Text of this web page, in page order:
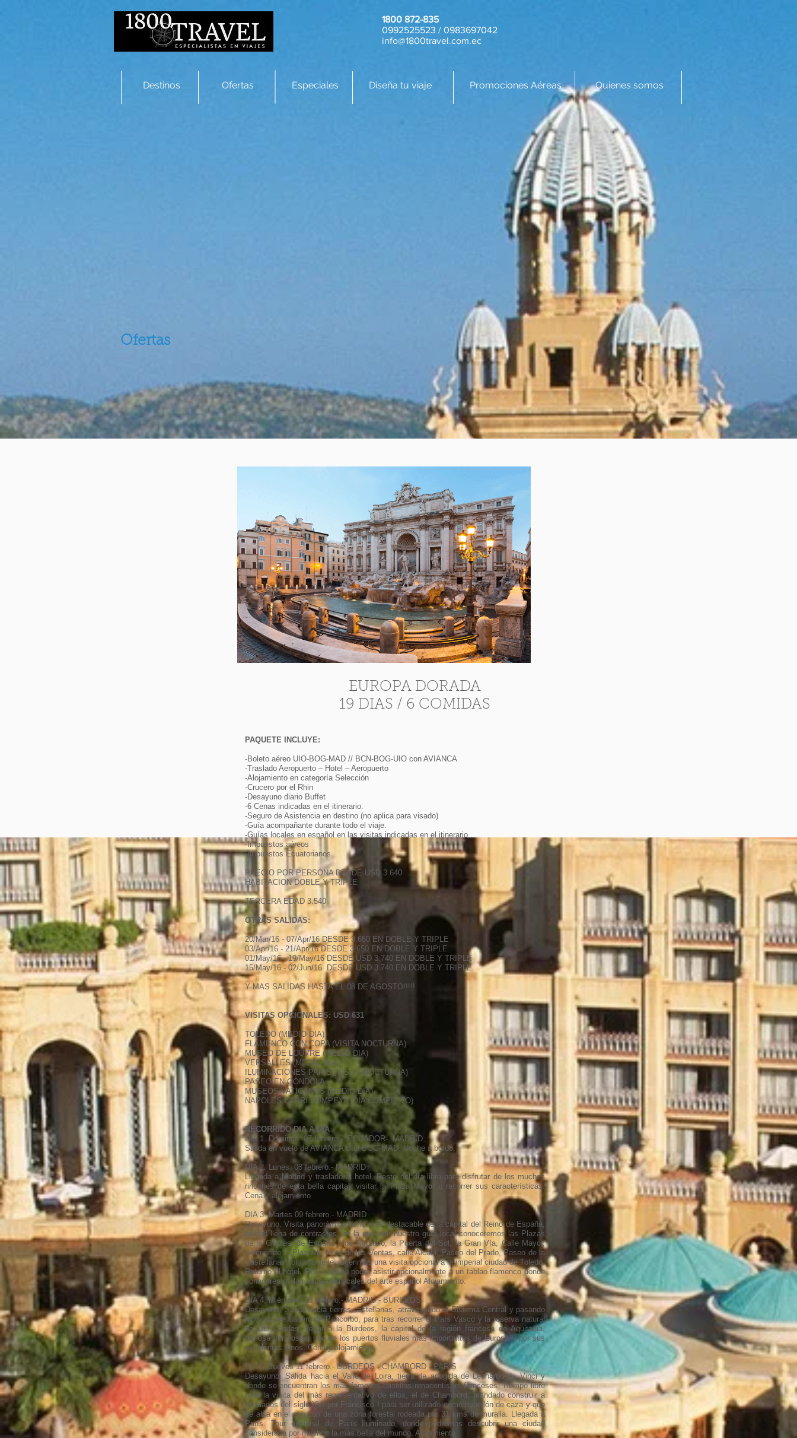
1800 872-835
0992525523 / 0983697042
info@1800travel.com.ec
Destinos Ofertas Especiales Diseña tu viaje Promociones Aéreas Quienes somos
EUROPA DORADA
19 DIAS / 6 COMIDAS
PAQUETE INCLUYE:
-Boleto aéreo UIO-BOG-MAD // BCN-BOG-UIO con AVIANCA
-Traslado Aeropuerto – Hotel – Aeropuerto
-Alojamiento en categoría Selección
-Crucero por el Rhin
-Desayuno diario Buffet
-6 Cenas indicadas en el itinerario.
-Seguro de Asistencia en destino (no aplica para visado)
-Guía acompañante durante todo el viaje.
-Guías locales en español en las visitas indicadas en el itinerario
-Impuestos aéreos
-Impuestos Ecuatorianos
PRECIO POR PERSONA DESDE USD 3.640
HABITACION DOBLE Y TRIPLE
TERCERA EDAD 3.540
OTRAS SALIDAS:
20/Mar/16 - 07/Apr/16 DESDE 3.650 EN DOBLE Y TRIPLE
03/Apr/16 - 21/Apr/16 DESDE 3.650 EN DOBLE Y TRIPLE
01/May/16 - 19/May/16 DESDE USD 3.740 EN DOBLE Y TRIPLE
15/May/16 - 02/Jun/16 DESDE USD 3.740 EN DOBLE Y TRIPLE
Y MAS SALIDAS HASTA EL 08 DE AGOSTO!!!!!
VISITAS OPCIONALES: USD 631
TOLEDO (MEDIO DIA)
FLAMENCO CON COPA (VISITA NOCTURNA)
MUSEO DE LOUVRE (MEDIO DIA)
VERSALLES (MEDIO DIA)
ILUMINACIONES PARIS (VISITA NOCTURNA)
PASEO EN GONDOLA
MUSEOS VATICANOS (MEDIO DIA)
NAPOLES CAPRI POMPEYA (DIA COMPLETO)
RECORRIDO DIA A DIA
DIA 1. Domingo 07 febrero.- ECUADOR- MADRID
Salida en vuelo de AVIANCA UIO-BOG-MAD. Noche a bordo.
DIA 2. Lunes 08 febrero.- MADRID
Llegada a Madrid y traslado al hotel. Resto del día libre para disfrutar de los muchos
rincones de esta bella capital, visitar la Plaza Mayor o recorrer sus características.
Cena y alojamiento.
DIA 3. Martes 09 febrero.- MADRID
Desayuno. Visita panorámica de lo más destacable de la capital del Reino de España,
ciudad llena de contrastes, en la que con nuestro guía local conoceremos las Plazas
de la Cibeles, de España y de Neptuno, la Puerta del Sol, la Gran Vía, Calle Mayor,
exterior de la Plaza de toros de las Ventas, calle Alcalá, Paseo del Prado, Paseo de la
Castellana. Por la tarde le sugerimos una visita opcional a la imperial ciudad de Toledo.
Retorno al hotel. Por la noche podrá asistir opcionalmente a un tablao flamenco donde
conoceremos las raíces musicales del arte español Alojamiento.
DIA 4. Miércoles 10 febrero.- MADRID - BURDEOS
Desayuno. Salida hacia tierras castellanas, atravesando el Sistema Central y pasando
junto al Desfiladero de Pancorbo, para tras recorrer el País Vasco y la reserva natural
de Las Landas, llegar a la Burdeos, la capital de la región francesa de Aquitania,
famosa por poseer uno de los puertos fluviales más importantes de Europa y por sus
excelentes vinos. Cena y alojamiento.
DIA 5. Jueves 11 febrero.- BURDEOS - CHAMBORD - PARÍS
Desayuno. Salida hacia el Valle de Loira, tierra de acogida de Leonardo de Vinci y
donde se encuentran los más famosos castillos renacentistas franceses. Tiempo libre
para la visita del más representativo de ellos, el de Chambord, mandado construir a
mediados del siglo XVI por Francisco I para ser utilizado como pabellón de caza y que
se alza en el corazón de una zona forestal rodeada por 31 kms de muralla. Llegada a
París. Tour opcional de París Iluminado, donde podremos descubrir una ciudad
considerada por muchos la más bella del mundo. Alojamiento.
Ofertas